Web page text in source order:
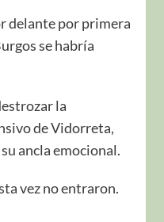
delante por primera
se habría
la
de Vidorreta,
ancla emocional.
vez no entraron.